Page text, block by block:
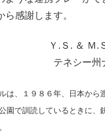
ら感謝します。
Ｙ.Ｓ. ＆ Ｍ.
テネシー州
は、１９８６年、日本から
園で訓読しているときに、